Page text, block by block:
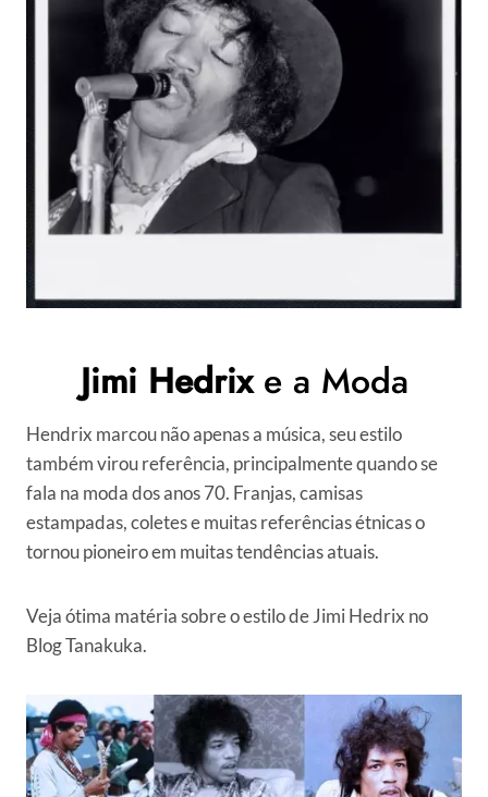
Jimi Hedrixe a Moda
Hendrix marcou não apenas a música, seu estilo
também virou referência, principalmente quando se
fala na moda dos anos 70. Franjas, camisas
estampadas, coletes e muitas referências étnicas o
tornou pioneiro em muitas tendências atuais.
Veja ótima matéria sobre o estilo de Jimi Hedrix no
Blog Tanakuka.